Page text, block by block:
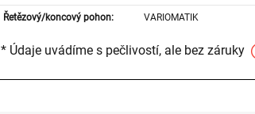
Řetězový/koncový pohon: VARIOMATIK
* Údaje uvádíme s pečlivostí, ale bez záruky